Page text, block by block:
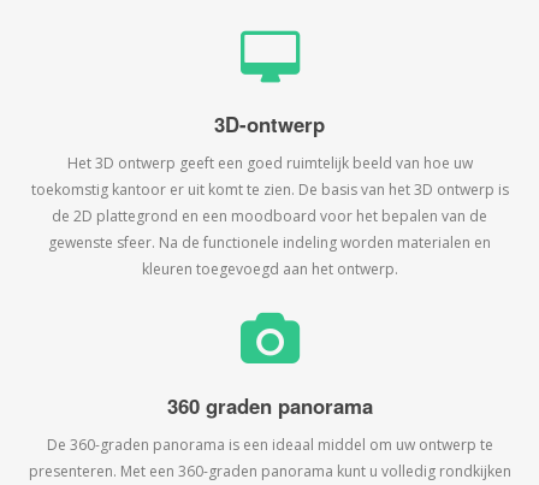
3D-ontwerp
Het 3D ontwerp geeft een goed ruimtelijk beeld van hoe uw
toekomstig kantoor er uit komt te zien. De basis van het 3D ontwerp is
de 2D plattegrond en een moodboard voor het bepalen van de
gewenste sfeer. Na de functionele indeling worden materialen en
kleuren toegevoegd aan het ontwerp.
360 graden panorama
De 360-graden panorama is een ideaal middel om uw ontwerp te
presenteren. Met een 360-graden panorama kunt u volledig rondkijken